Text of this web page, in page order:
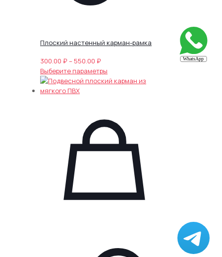
Плоский настенный карман-рамка
300.00 ₽–550.00 ₽Диапазон
цен:
300.00 ₽
Выберите параметры
товар
Опции
можно
выбрать
на
странице